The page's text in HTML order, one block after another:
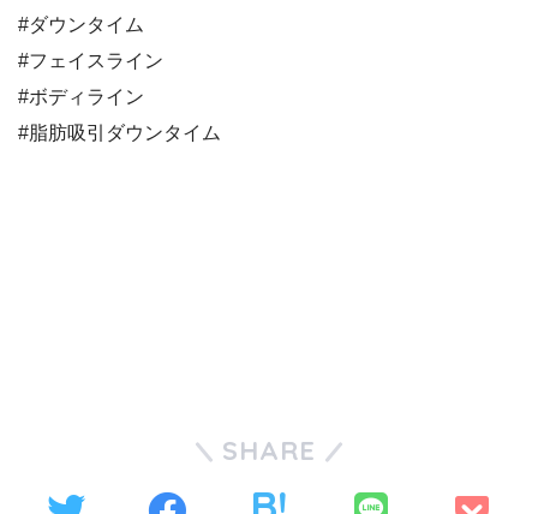
#ダウンタイム
#フェイスライン
#ボディライン
#脂肪吸引ダウンタイム
SHARE